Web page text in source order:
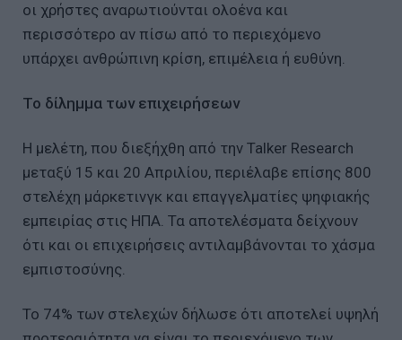
οι χρήστες αναρωτιούνται ολοένα και
περισσότερο αν πίσω από το περιεχόμενο
υπάρχει ανθρώπινη κρίση, επιμέλεια ή ευθύνη.
Το δίλημμα των επιχειρήσεων
Η μελέτη, που διεξήχθη από την Talker Research
μεταξύ 15 και 20 Απριλίου, περιέλαβε επίσης 800
στελέχη μάρκετινγκ και επαγγελματίες ψηφιακής
εμπειρίας στις ΗΠΑ. Τα αποτελέσματα δείχνουν
ότι και οι επιχειρήσεις αντιλαμβάνονται το χάσμα
εμπιστοσύνης.
Το 74% των στελεχών δήλωσε ότι αποτελεί υψηλή